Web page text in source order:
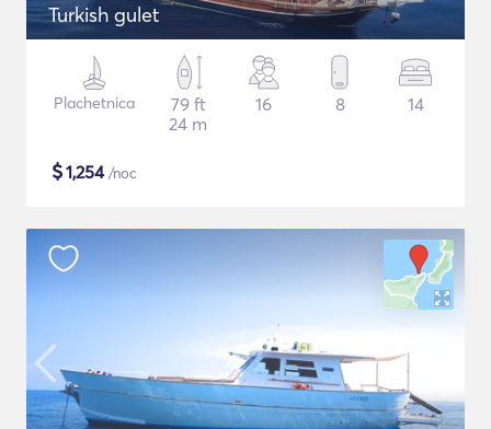
Turkish gulet
Plachetnica
79 ft
24 m
16 8 14
$1,254/noc